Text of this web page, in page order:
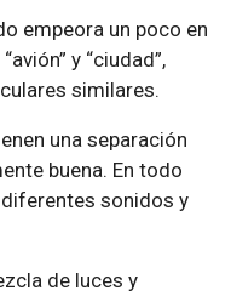
empeora un poco en
y “ciudad”,
similares.
una separación
buena. En todo
sonidos y
de luces y